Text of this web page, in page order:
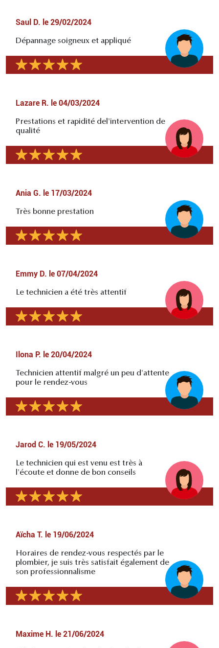
Saul D. le 29/02/2024
Dépannage soigneux et appliqué
Lazare R. le 04/03/2024
Prestations et rapidité del'intervention de
qualité
Ania G. le 17/03/2024
Très bonne prestation
Emmy D. le 07/04/2024
Le technicien a été très attentif
Ilona P. le 20/04/2024
Technicien attentif malgré un peu d'attente
pour le rendez-vous
Jarod C. le 19/05/2024
Le technicien qui est venu est très à
l'écoute et donne de bon conseils
Aïcha T. le 19/06/2024
Horaires de rendez-vous respectés par le
plombier, je suis très satisfait également de
son professionnalisme
Maxime H. le 21/06/2024